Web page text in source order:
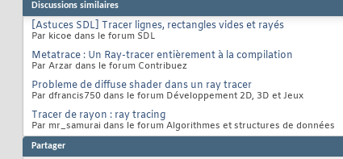
Discussions similaires
[Astuces SDL] Tracer lignes, rectangles vides et rayés
Par kicoe dans le forum SDL
Metatrace : Un Ray-tracer entièrement à la compilation
Par Arzar dans le forum Contribuez
Probleme de diffuse shader dans un ray tracer
Par dfrancis750 dans le forum Développement 2D, 3D et Jeux
Tracer de rayon : ray tracing
Par mr_samurai dans le forum Algorithmes et structures de données
Partager